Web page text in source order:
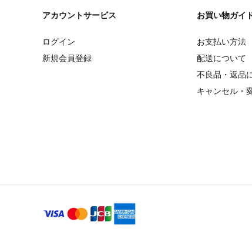
アカウントサービス
ログイン
新規会員登録
お買い物ガイ
お支払い方法
配送について
不良品・返品
キャンセル・